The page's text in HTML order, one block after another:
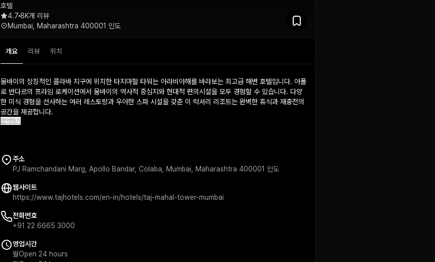
호텔
4.7 8K개 리뷰
Mumbai, Maharashtra 400001 인도
개요 리뷰 위치
뭄바이의 상징적인 콜라바 지구에 위치한 타지마할 타워는 아라비아해를 바라보는 최고급 해변 호텔입니다. 아폴
로 반다르의 프라임 로케이션에서 뭄바이의 역사적 중심지와 현대적 편의시설을 모두 경험할 수 있습니다. 다양
한 미식 경험을 선사하는 여러 레스토랑과 우아한 스파 시설을 갖춘 이 럭셔리 리조트는 완벽한 휴식과 재충전의
공간을 제공합니다.
번역하기
주소
PJ Ramchandani Marg, Apollo Bandar, Colaba, Mumbai, Maharashtra 400001 인도
웹사이트
https://www.tajhotels.com/en-in/hotels/taj-mahal-tower-mumbai
전화번호
+91 22 6665 3000
영업시간
월Open 24 hours